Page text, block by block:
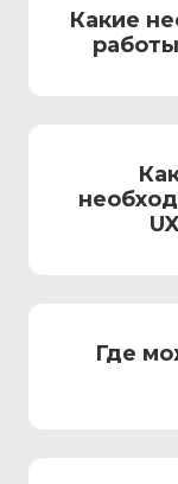
Какие
Где